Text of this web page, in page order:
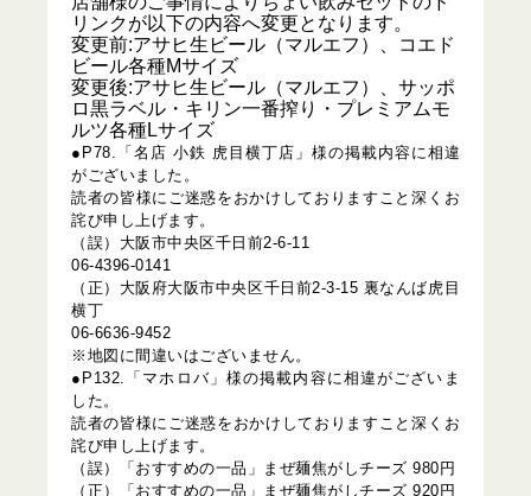
リンクが以下の内容へ変更となります。
変更前:アサヒ生ビール（マルエフ）、コエド
ビール各種Mサイズ
変更後:アサヒ生ビール（マルエフ）、サッポ
ロ黒ラベル・キリン一番搾り・プレミアムモ
ルツ各種Lサイズ
●P78.「名店 小鉄 虎目横丁店」様の掲載内容に相違
がございました。
読者の皆様にご迷惑をおかけしておりますこと深くお
詫び申し上げます。
（誤）大阪市中央区千日前2-6-11
06-4396-0141
（正）大阪府大阪市中央区千日前2-3-15 裏なんば虎目
横丁
06-6636-9452
※地図に間違いはございません。
●P132.「マホロバ」様の掲載内容に相違がございま
した。
読者の皆様にご迷惑をおかけしておりますこと深くお
詫び申し上げます。
（誤）「おすすめの一品」まぜ麺焦がしチーズ 980円
（正）「おすすめの一品」まぜ麺焦がしチーズ 920円